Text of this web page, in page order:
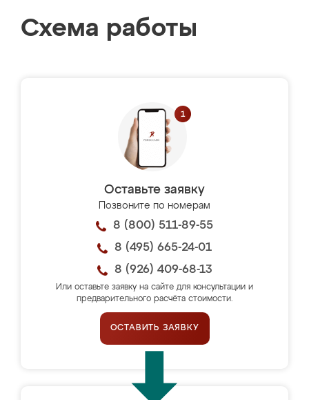
Схема работы
Оставьте заявку
Позвоните по номерам
8 (800) 511-89-55
8 (495) 665-24-01
8 (926) 409-68-13
Или оставьте заявку на сайте для консультации и
предварительного расчёта стоимости.
ОСТАВИТЬ ЗАЯВКУ